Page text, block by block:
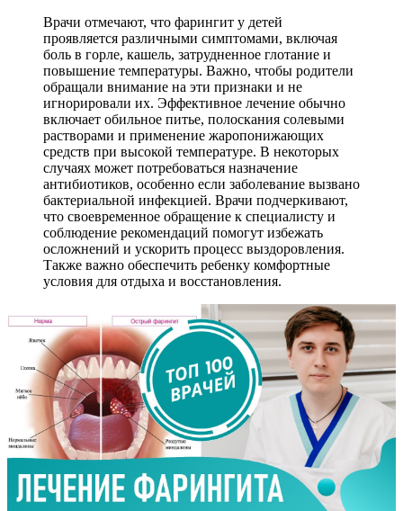
Врачи отмечают, что фарингит у детей
проявляется различными симптомами, включая
боль в горле, кашель, затрудненное глотание и
повышение температуры. Важно, чтобы родители
обращали внимание на эти признаки и не
игнорировали их. Эффективное лечение обычно
включает обильное питье, полоскания солевыми
растворами и применение жаропонижающих
средств при высокой температуре. В некоторых
случаях может потребоваться назначение
антибиотиков, особенно если заболевание вызвано
бактериальной инфекцией. Врачи подчеркивают,
что своевременное обращение к специалисту и
соблюдение рекомендаций помогут избежать
осложнений и ускорить процесс выздоровления.
Также важно обеспечить ребенку комфортные
условия для отдыха и восстановления.